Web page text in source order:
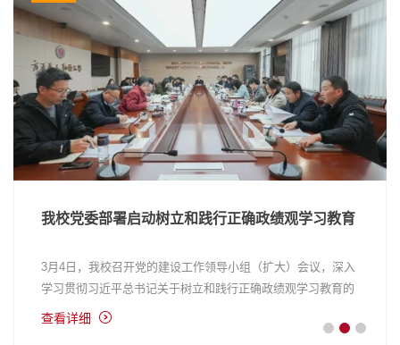
统战工作
党校（学习园地）
相关下载
我校党委部署启动树立和践行正确政绩观学习教育
3月4日，我校召开党的建设工作领导小组（扩大）会议，深入
学习贯彻习近平总书记关于树立和践行正确政绩观学习教育的
重要讲话和重要指示精神，传达学习中央、省委党的建设工作
领导小组会议精神，部署启动学校树立和践行正确政绩观学习
查看详细